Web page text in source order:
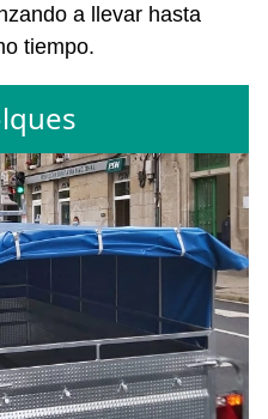
a llevar hasta
tiempo.